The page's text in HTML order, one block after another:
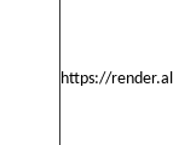
https://